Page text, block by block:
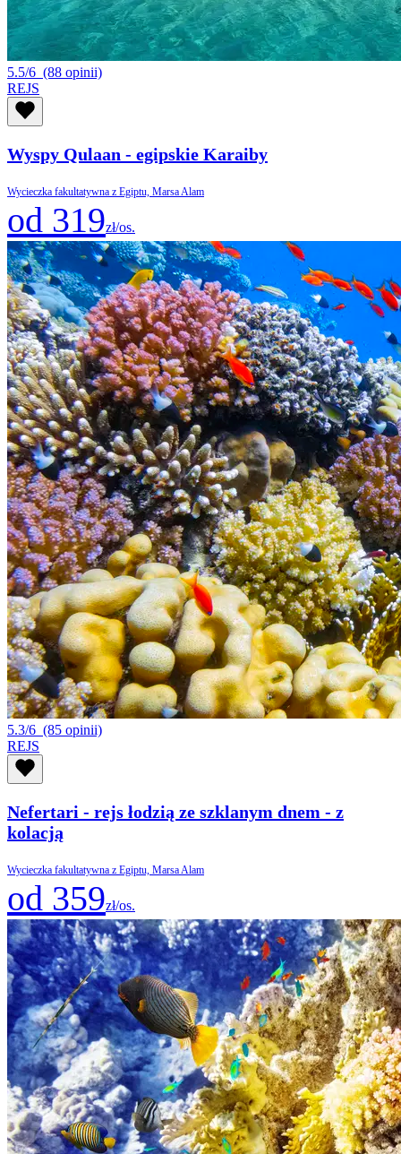
5.5/6 (88 opinii)
REJS
Wyspy Qulaan - egipskie Karaiby
Wycieczka fakultatywna z Egiptu, Marsa Alam
od 319zł/os.
5.3/6 (85 opinii)
REJS
Nefertari - rejs łodzią ze szklanym dnem - z
kolacją
Wycieczka fakultatywna z Egiptu, Marsa Alam
od 359zł/os.